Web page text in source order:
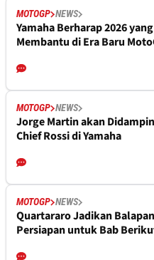
MOTOGP NEWS
Yamaha Berharap 2026
Membantu di Era Baru
MOTOGP NEWS
Jorge Martin akan
Chief Rossi di Yamaha
MOTOGP NEWS
Quartararo Jadikan
Persiapan untuk Bab